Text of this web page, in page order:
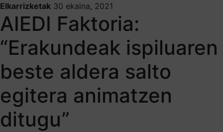
Elkarrizketak 30 ekaina, 2021
AIEDI Faktoria:
“Erakundeak ispiluaren
beste aldera salto
egitera animatzen
ditugu”